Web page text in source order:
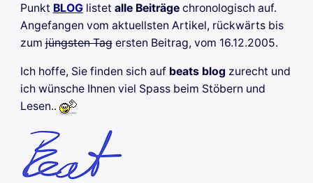
Punkt BLOGlistet alle Beiträgechronologisch auf.
Angefangen vom aktuellsten Artikel, rückwärts bis
zumjüngsten Tagersten Beitrag, vom 16.12.2005.
Ich hoffe, Sie finden sich auf beats blog zurecht und
ich wünsche Ihnen viel Spass beim Stöbern und
Lesen..